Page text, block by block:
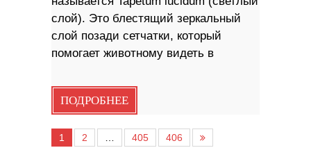
слой). Это блестящий зеркальный
слой позади сетчатки, который
помогает животному видеть в
ПОДРОБНЕЕ
1 2 … 405 406